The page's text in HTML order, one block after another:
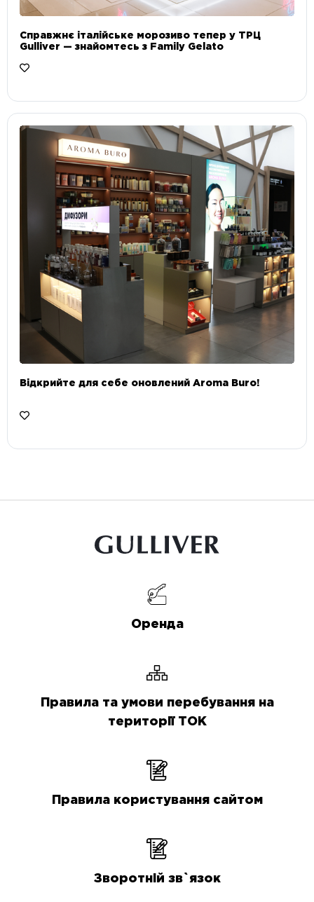
Справжнє італійське морозиво тепер у ТРЦ
Gulliver — знайомтесь з Family Gelato
Відкрийте для себе оновлений Aroma Buro! ⠀
Оренда
Правила та умови перебування на
території ТОК
Правила користування сайтом
Зворотній зв`язок